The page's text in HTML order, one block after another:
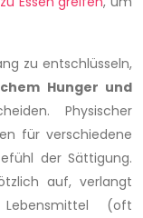
zu entschlüsseln,
Hunger und
Physischer
für verschiedene
der Sättigung.
auf, verlangt
(oft